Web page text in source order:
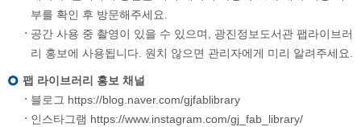
부를 확인 후 방문해주세요.
공간 사용 중 촬영이 있을 수 있으며, 광진정보도서관 팹라이브러
리 홍보에 사용됩니다. 원치 않으면 관리자에게 미리 알려주세요.
팹 라이브러리 홍보 채널
블로그 https://blog.naver.com/gjfablibrary
인스타그램 https://www.instagram.com/gj_fab_library/